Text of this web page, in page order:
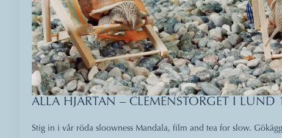
ALLA HJÄRTAN – CLEMENSTORGET I LUND
Stig in i vår röda sloowness Mandala, film and tea for slow.